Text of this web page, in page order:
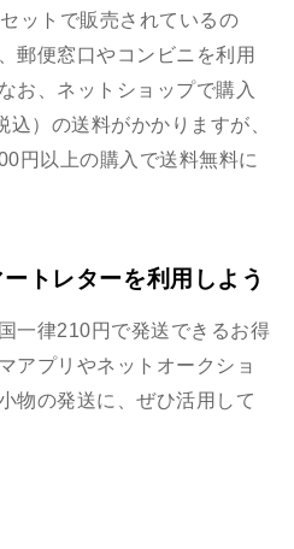
ットで販売されているの
郵便窓口やコンビニを利用
お、ネットショップで購入
）の送料がかかりますが、
円以上の購入で送料無料に
トレターを利用しよう
一律210円で発送できるお得
アプリやネットオークショ
物の発送に、ぜひ活用して